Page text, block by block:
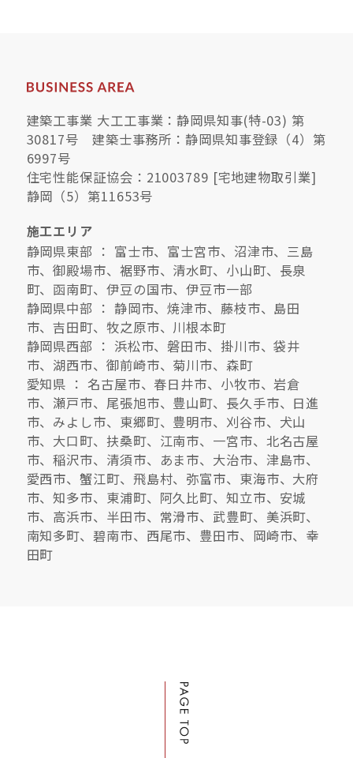
建築工事業 大工工事業：静岡県知事(特-03) 第
30817号 建築士事務所：静岡県知事登録（4）第
6997号
住宅性能保証協会：21003789 [宅地建物取引業]
静岡（5）第11653号
施工エリア
静岡県東部 ： 富士市、富士宮市、沼津市、三島
市、御殿場市、裾野市、清水町、小山町、長泉
町、函南町、伊豆の国市、伊豆市一部
静岡県中部 ： 静岡市、焼津市、藤枝市、島田
市、吉田町、牧之原市、川根本町
静岡県西部 ： 浜松市、磐田市、掛川市、袋井
市、湖西市、御前崎市、菊川市、森町
愛知県 ： 名古屋市、春日井市、小牧市、岩倉
市、瀬戸市、尾張旭市、豊山町、長久手市、日進
市、みよし市、東郷町、豊明市、刈谷市、犬山
市、大口町、扶桑町、江南市、一宮市、北名古屋
市、稲沢市、清須市、あま市、大治市、津島市、
愛西市、蟹江町、飛島村、弥富市、東海市、大府
市、知多市、東浦町、阿久比町、知立市、安城
市、高浜市、半田市、常滑市、武豊町、美浜町、
南知多町、碧南市、西尾市、豊田市、岡崎市、幸
田町